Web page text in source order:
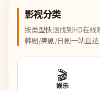
影视分类
按类型快速找到HD在
韩剧/美剧/日剧一站直达
🎬
娱乐